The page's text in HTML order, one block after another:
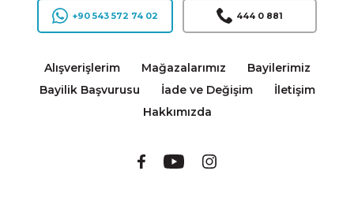
+90 543 572 74 02 444 0 881
Alışverişlerim Mağazalarımız
Bayilerimiz
Bayilik Başvurusu
İade ve Değişim
İletişim
Hakkımızda